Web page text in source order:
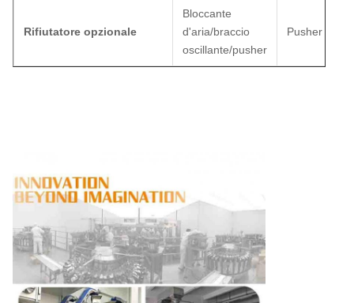
Rifiutatore opzionale
Bloccante
d'aria/braccio
oscillante/pusher
Pusher